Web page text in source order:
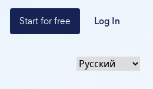
Start for free Log In